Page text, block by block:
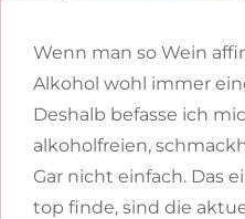
Wenn man so Wein
Alkohol wohl immer
Deshalb befasse ich
alkoholfreien,
Gar nicht einfach. Das
top finde, sind die